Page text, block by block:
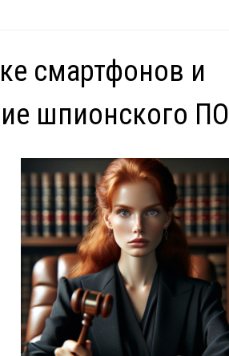
смартфонов и
шпионского ПО